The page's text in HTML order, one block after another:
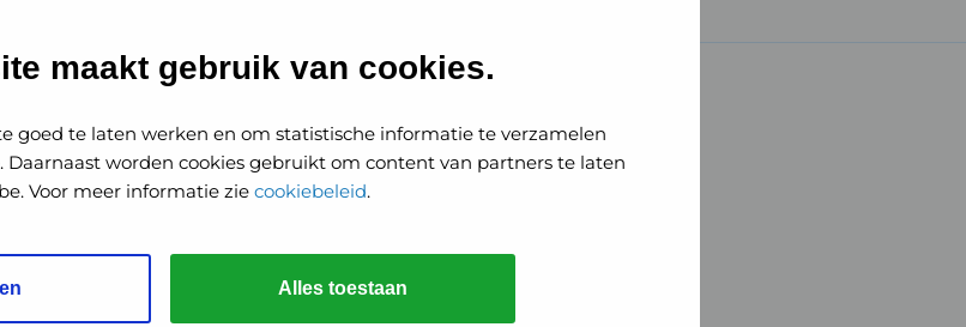
maakt gebruik van cookies.
goed te laten werken en om statistische informatie te verzamelen
Daarnaast worden cookies gebruikt om content van partners te laten
Voor meer informatie zie cookiebeleid.
Alles toestaan